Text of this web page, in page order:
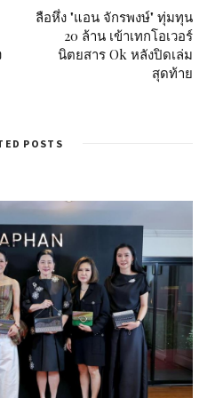
ลือหึ่ง "แอน จักรพงษ์" ทุ่มทุน
20 ล้าน เข้าเทกโอเวอร์
นิตยสาร Ok หลังปิดเล่ม
สุดท้าย
POSTS